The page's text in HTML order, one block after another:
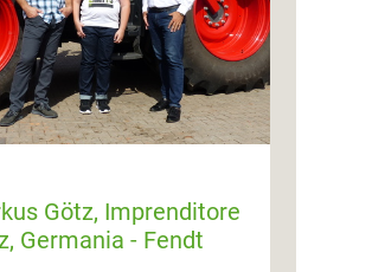
Götz, Imprenditore
Germania - Fendt